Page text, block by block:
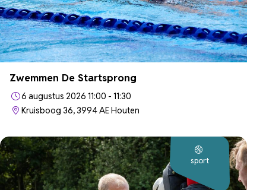
Zwemmen De Startsprong
6 augustus 2026 11:00 - 11:30
Kruisboog 36, 3994 AE Houten
sport